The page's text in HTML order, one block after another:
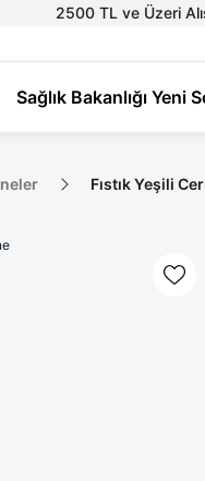
2500 TL ve Üzeri
Sağlık Bakanlığı Yeni
Fıstık Yeşili